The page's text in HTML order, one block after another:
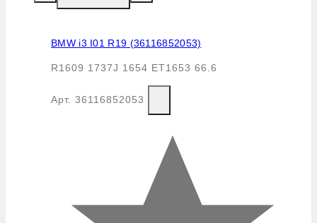
BMW i3 I01 R19 (36116852053)
R1609 1737J 1654 ET1653 66.6
Арт. 36116852053